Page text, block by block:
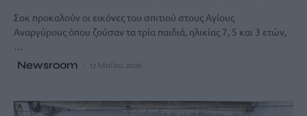
Σοκ προκαλούν οι εικόνες του σπιτιού στους Αγίους
Αναργύρους όπου ζούσαν τα τρία παιδιά, ηλικίας 7, 5 και 3 ετών,
…
Newsroom 17 Μαΐου, 2026